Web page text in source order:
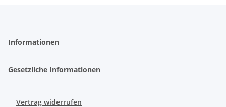
Informationen
Gesetzliche Informationen
Vertrag widerrufen